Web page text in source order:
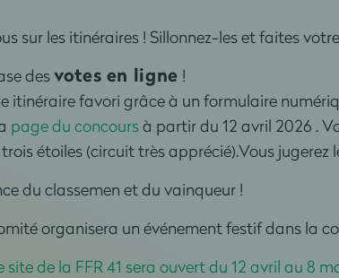
sur les itinéraires ! Sillonnez-les et faites
desvotes en ligne !
itinéraire favori grâce à un formulaire
page du concoursà partir du 12 avril 2026 .
étoiles (circuit très apprécié).Vous jugerez
du classemen et du vainqueur !
organisera un événement festif dans la
de la FFR 41 sera ouvert du 12 avril au 8